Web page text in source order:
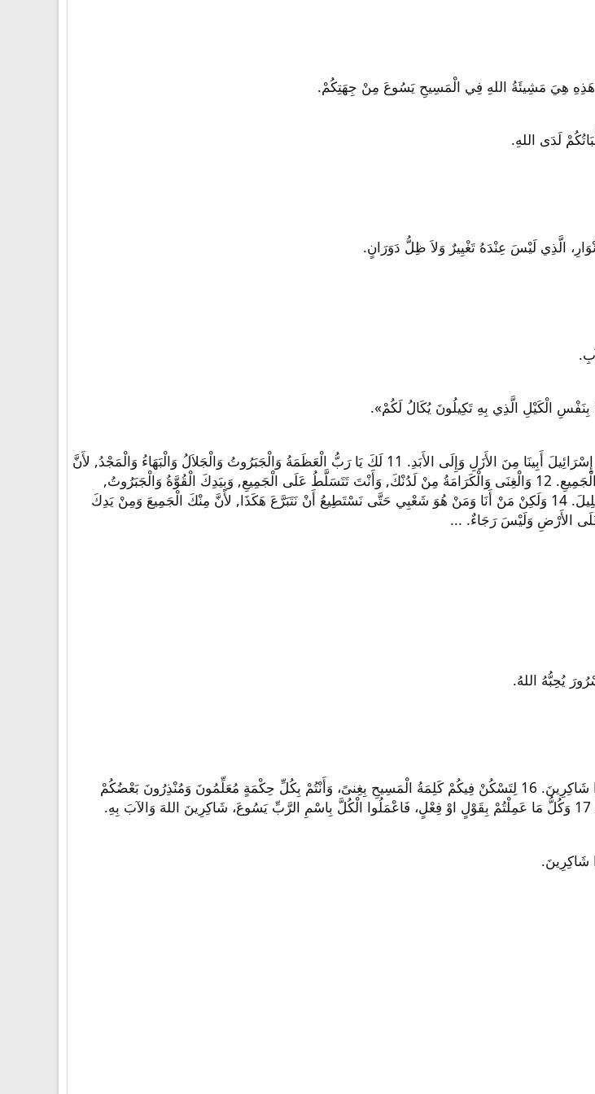
10 وَبَارَكَ دَاوُدُ الرَّبَّ أَمَامَ كُلِّ الْجَمَاعَةِ, وَقَالَ: «مُبَارَكٌ أَنْتَ أَيُّهَا الرَّبُّ إِلَهُ إِسْرَائِيلَ أَبِينَا مِنَ الأَزَلِ وَإِلَى الأَبَدِ. 11 لَكَ يَا رَبُّ الْعَظَمَةُ وَالْجَبَرُوتُ وَالْجَلاَلُ وَالْبَهَاءُ وَالْمَجْدُ, لأَنَّ
لَكَ كُلَّ مَا فِي السَّمَاءِ وَالأَرْضِ. لَكَ يَا رَبُّ الْمُلْكُ, وَقَدِ ارْتَفَعْتَ رَأْساً عَلَى الْجَمِيعِ. 12 وَالْغِنَى وَالْكَرَامَةُ مِنْ لَدُنْكَ, وَأَنْتَ تَتَسَلَّطُ عَلَى الْجَمِيعِ, وَبِيَدِكَ الْقُوَّةُ وَالْجَبَرُوتُ,
وَبِيَدِكَ تَعْظِيمُ وَتَشْدِيدُ الْجَمِيعِ. 13 وَالآنَ يَا إِلَهَنَا نَحْمَدُكَ وَنُسَبِّحُ اسْمَكَ الْجَلِيلَ. 14 وَلَكِنْ مَنْ أَنَا وَمَنْ هُوَ شَعْبِي حَتَّى نَسْتَطِيعُ أَنْ نَتَبَرَّعَ هَكَذَا, لأَنَّ مِنْكَ الْجَمِيعَ وَمِنْ يَدِكَ
15 وَلْيَمْلِكْ فِي قُلُوبِكُمْ سَلاَمُ اللهِ الَّذِي الَيْهِ دُعِيتُمْ فِي جَسَدٍ وَاحِدٍ، وَكُونُوا شَاكِرِينَ. 16 لِتَسْكُنْ فِيكُمْ كَلِمَةُ الْمَسِيحِ بِغِنىً، وَأَنْتُمْ بِكُلِّ حِكْمَةٍ مُعَلِّمُونَ وَمُنْذِرُونَ بَعْضُكُمْ